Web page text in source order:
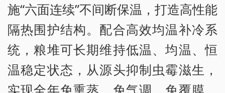
施“六面连续”不间断保温，打造高性能
隔热围护结构。配合高效均温补冷系
统，粮堆可长期维持低温、均温、恒
温稳定状态，从源头抑制虫霉滋生，